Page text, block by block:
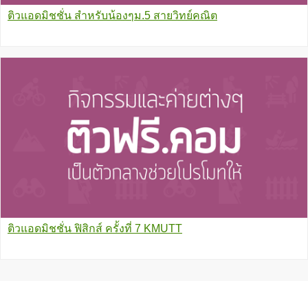
ติวแอดมิชชั่น สำหรับน้องๆม.5 สายวิทย์คณิต
ติวแอดมิชชั่น ฟิสิกส์ ครั้งที่ 7 KMUTT